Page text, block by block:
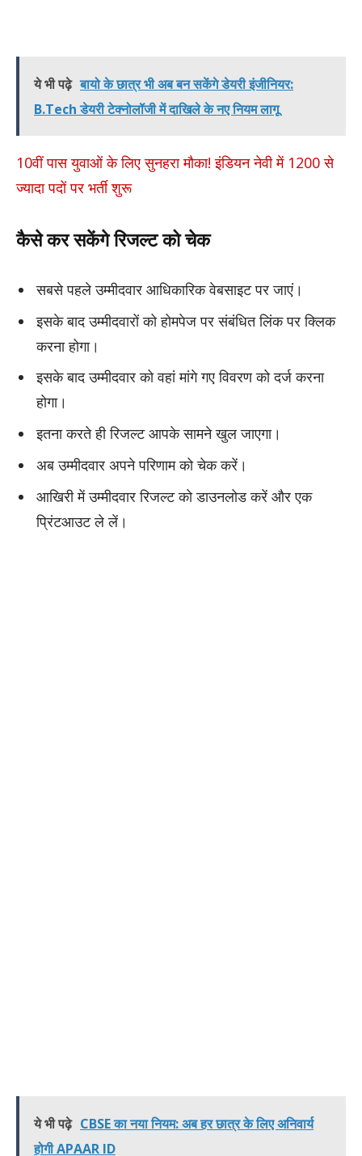
ये भी पढ़े बायो के छात्र भी अब बन सकेंगे डेयरी इंजीनियर:
B.Tech डेयरी टेक्नोलॉजी में दाखिले के नए नियम लागू
10वीं पास युवाओं के लिए सुनहरा मौका! इंडियन नेवी में 1200 से
ज्यादा पदों पर भर्ती शुरू
कैसे कर सकेंगे रिजल्ट को चेक
सबसे पहले उम्मीदवार आधिकारिक वेबसाइट पर जाएं।
इसके बाद उम्मीदवारों को होमपेज पर संबंधित लिंक पर क्लिक
करना होगा।
इसके बाद उम्मीदवार को वहां मांगे गए विवरण को दर्ज करना
होगा।
इतना करते ही रिजल्ट आपके सामने खुल जाएगा।
अब उम्मीदवार अपने परिणाम को चेक करें।
आखिरी में उम्मीदवार रिजल्ट को डाउनलोड करें और एक
प्रिंटआउट ले लें।
ये भी पढ़े CBSE का नया नियम: अब हर छात्र के लिए अनिवार्य
होगी APAAR ID